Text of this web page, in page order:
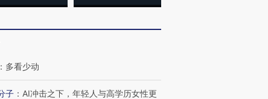
四届链博
“链”接产
【商旅对话】华住集团
： 多看少动
子 ： AI冲击之下，年轻人与高学历女性更